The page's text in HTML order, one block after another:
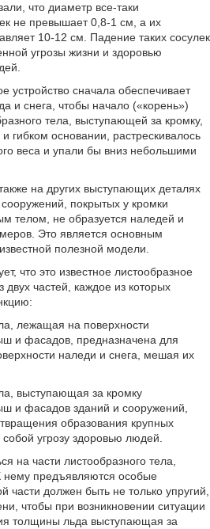
что диаметр все-таки
не превышает 0,8-1 см, а их
10-12 см. Падение таких сосулек
угрозы жизни и здоровью
устройство сначала обеспечивает
и снега, чтобы начало («корень»)
тела, выступающей за кромку,
гибком основании, растрескивалось
веса и упали бы вниз небольшими
на других выступающих деталях
покрытых у кромки
телом, не образуется наледей и
Это является основным
полезной модели.
что это известное листообразное
двух частей, каждое из которых
лежащая на поверхности
и фасадов, предназначена для
наледи и снега, мешая их
выступающая за кромку
и фасадов зданий и сооружений,
образования крупных
угрозу здоровью людей.
на части листообразного тела,
нему предъявляются особые
части должен быть не только упругий,
чтобы при возникновении ситуации
толщины льда выступающая за